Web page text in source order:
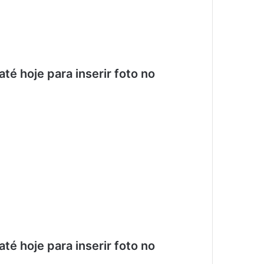
hoje para inserir foto no
hoje para inserir foto no